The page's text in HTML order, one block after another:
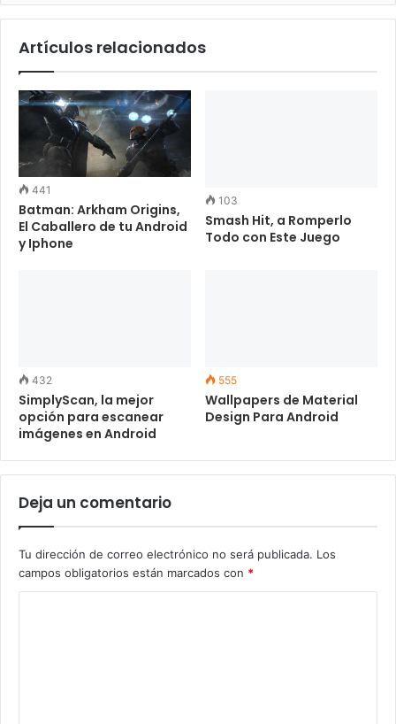
Artículos relacionados
441
Batman: Arkham Origins,
El Caballero de tu Android
y Iphone
103
Smash Hit, a Romperlo
Todo con Este Juego
432
SimplyScan, la mejor
opción para escanear
imágenes en Android
555
Wallpapers de Material
Design Para Android
Deja un comentario
Tu dirección de correo electrónico no será publicada. Los
campos obligatorios están marcados con *